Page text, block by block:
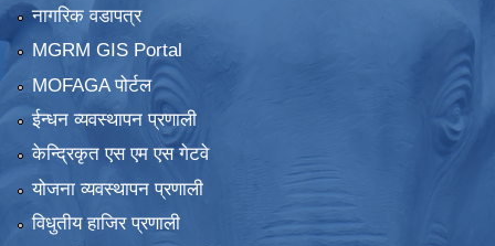
नागरिक वडापत्र
MGRM GIS Portal
MOFAGA पोर्टल
ईन्धन व्यवस्थापन प्रणाली
केन्द्रिकृत एस एम एस गेटवे
योजना व्यवस्थापन प्रणाली
विधुतीय हाजिर प्रणाली